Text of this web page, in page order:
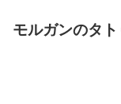
モルガンのタ